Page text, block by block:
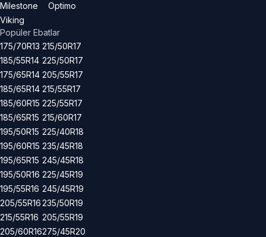
Milestone
Viking
Optimo
Popüler Ebatlar
175/70R13
185/55R14
175/65R14
185/65R14
185/60R15
185/65R15
195/50R15
195/60R15
195/65R15
195/50R16
195/55R16
205/55R16
215/55R16
205/60R16
215/50R17
225/50R17
205/55R17
215/55R17
225/55R17
215/60R17
225/40R18
235/45R18
245/45R18
225/45R19
245/45R19
235/50R19
205/55R19
275/45R20